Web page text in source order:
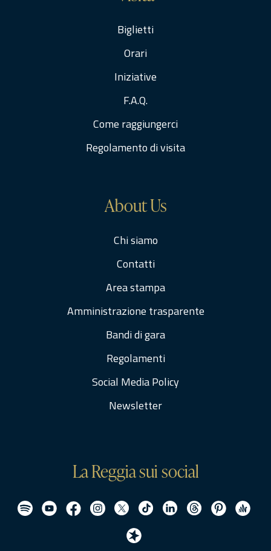
Biglietti
Orari
Iniziative
F.A.Q.
Come raggiungerci
Regolamento di visita
About Us
Chi siamo
Contatti
Area stampa
Amministrazione trasparente
Bandi di gara
Regolamenti
Social Media Policy
Newsletter
La Reggia sui social